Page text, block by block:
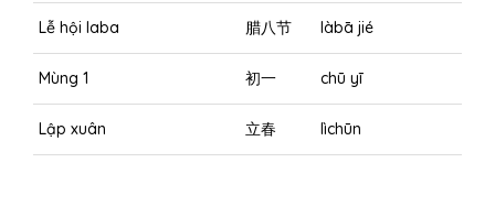
Lễ hội laba 腊八节 làbā jié
Mùng 1 初一 chū yī
Lập xuân 立春 lìchūn